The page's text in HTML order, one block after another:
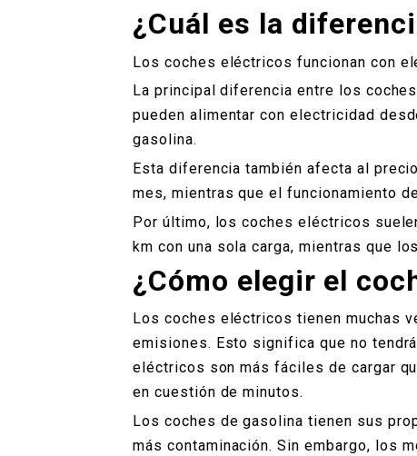
¿Cuál es la
Los coches eléctricos funcionan con
La principal diferencia entre los
pueden alimentar con electricidad
gasolina.
Esta diferencia también afecta al
mes, mientras que el funcionamiento
Por último, los coches eléctricos
km con una sola carga, mientras que
¿Cómo elegir el
Los coches eléctricos tienen muchas
emisiones. Esto significa que no
eléctricos son más fáciles de cargar
en cuestión de minutos.
Los coches de gasolina tienen sus
más contaminación. Sin embargo, los